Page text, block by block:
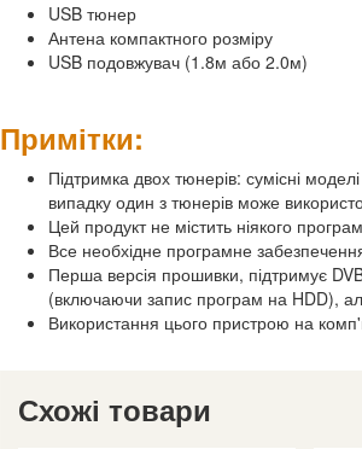
USB тюнер
Антена компактного розміру
USB подовжувач (1.8м або 2.0м)
Примітки:
Підтримка двох тюнерів: сумісні
випадку один з тюнерів може
Цей продукт не містить ніякого
Все необхідне програмне
Перша версія прошивки, підтримує
(включаючи запис програм на HDD),
Використання цього пристрою на
Схожі товари